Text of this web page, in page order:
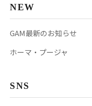
NEW
GAM最新のお知らせ
ホーマ・プージャ
SNS